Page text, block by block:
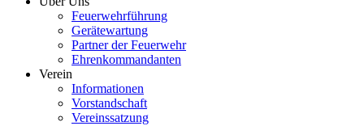
Feuerwehrführung
Gerätewartung
Partner der Feuerwehr
Ehrenkommandanten
Verein
Informationen
Vorstandschaft
Vereinssatzung